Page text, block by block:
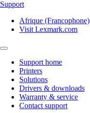
Support
Afrique (Francophone)
Visit Lexmark.com
Support home
Printers
Solutions
Drivers & downloads
Warranty & service
Contact support